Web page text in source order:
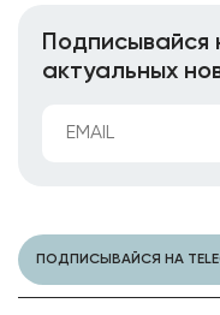
Подписывайся
актуальных
ПОДПИСЫВАЙСЯ НА